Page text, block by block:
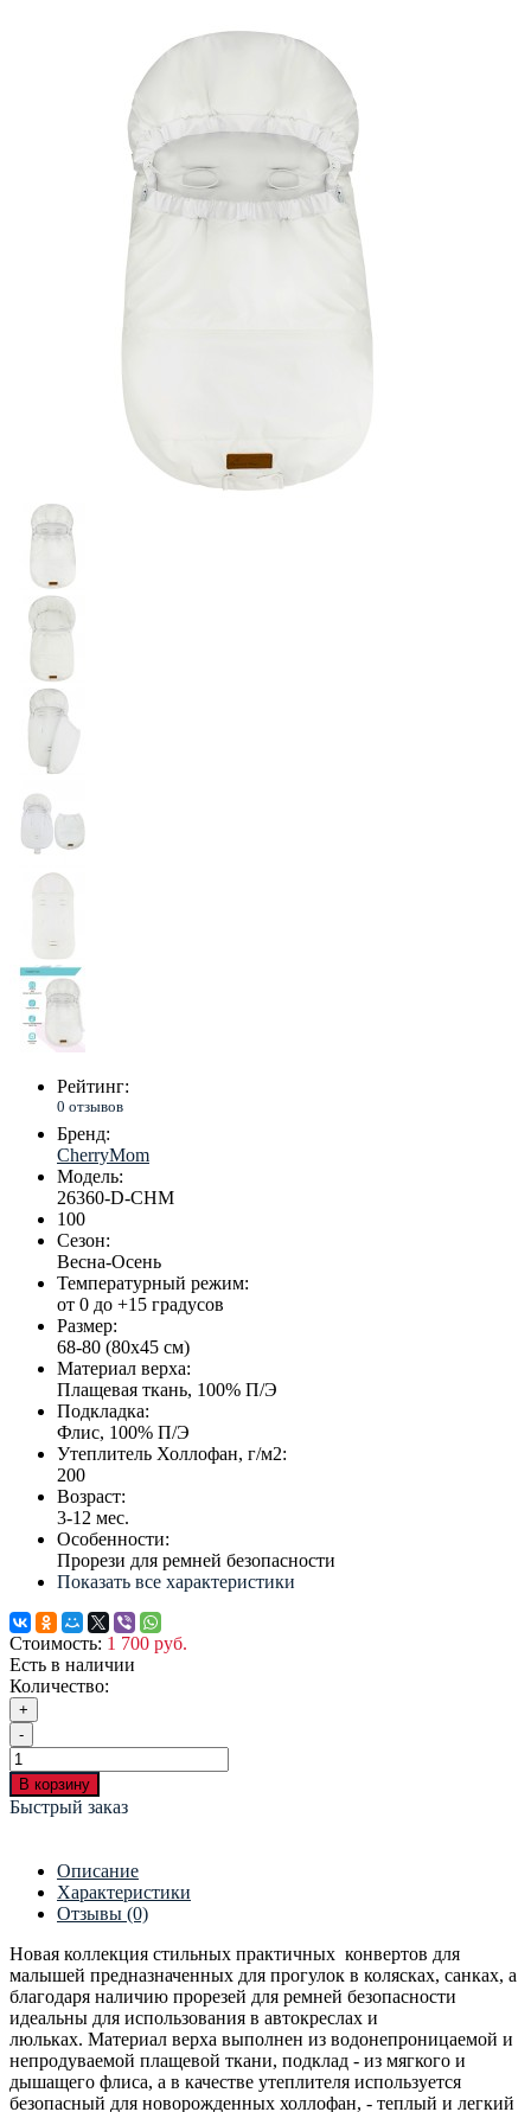
Рейтинг:
0 отзывов
Бренд:
CherryMom
Модель:
26360-D-CHM
100
Сезон:
Весна-Осень
Температурный режим:
от 0 до +15 градусов
Размер:
68-80 (80х45 см)
Материал верха:
Плащевая ткань, 100% П/Э
Подкладка:
Флис, 100% П/Э
Утеплитель Холлофан, г/м2:
200
Возраст:
3-12 мес.
Особенности:
Прорези для ремней безопасности
Показать все характеристики
Стоимость: 1 700 руб.
Есть в наличии
Количество:
+
-
В корзину
Быстрый заказ
Описание
Характеристики
Отзывы (0)
Новая коллекция стильных практичных конвертов для
малышей предназначенных для прогулок в колясках, санках, а
благодаря наличию прорезей для ремней безопасности
идеальны для использования в автокреслах и
люльках. Материал верха выполнен из водонепроницаемой и
непродуваемой плащевой ткани, подклад - из мягкого и
дышащего флиса, а в качестве утеплителя используется
безопасный для новорожденных холлофан, - теплый и легкий